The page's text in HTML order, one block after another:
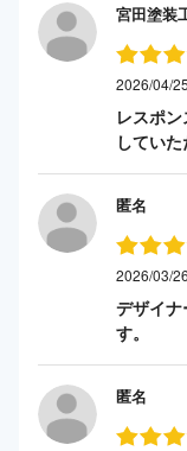
宮田塗装
2026/04/
レスポ
してい
匿名
2026/03/
デザイ
す。
匿名